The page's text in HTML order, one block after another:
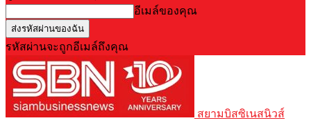
อีเมล์ของคุณ
รหัสผ่านจะถูกอีเมล์ถึงคุณ
สยามบิสซิเนสนิวส์